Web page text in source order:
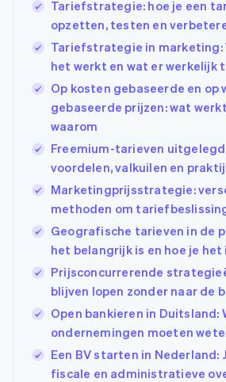
Tariefstrategie: hoe je een
opzetten, testen en
Tariefstrategie in marketing:
het werkt en wat er werkelijk
Op kosten gebaseerde en op
gebaseerde prijzen: wat
waarom
Freemium-tarieven
voordelen, valkuilen en
Marketingprijsstrategie:
methoden om
Geografische tarieven in de
het belangrijk is en hoe je
Prijsconcurrerende
blijven lopen zonder naar de
Open bankieren in Duitsland:
ondernemingen moeten
Een BV starten in Nederland:
fiscale en administratieve